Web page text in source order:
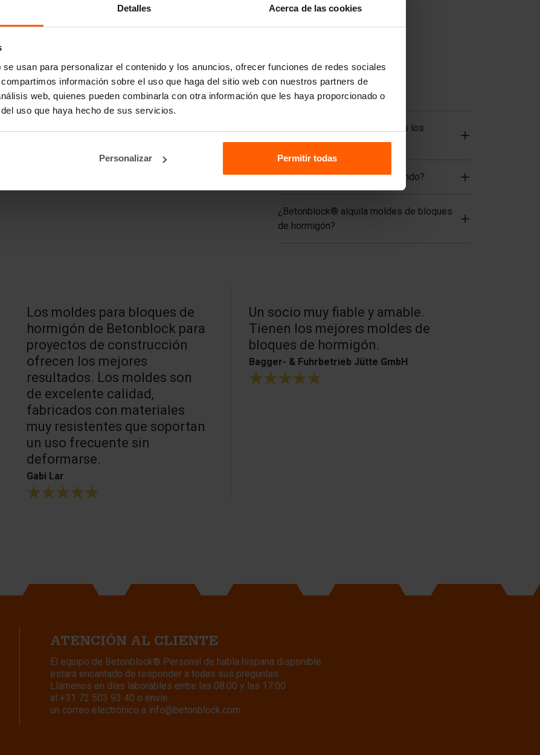
Detalles Acerca de las cookies
usan para personalizar el contenido y los anuncios, ofrecer funciones de redes sociales
información sobre el uso que haga del sitio web con nuestros partners de
web, quienes pueden combinarla con otra información que les haya proporcionado o
uso que haya hecho de sus servicios.
Personalizar Permitir todas
Piezas de recambio
Preguntas frecuentes
¿De qué material están hechos los
moldes?
¿Realizan envíos a todo el mundo?
¿Betonblock® alquila moldes de bloques
de hormigón?
Los moldes para bloques de
hormigón de Betonblock para
proyectos de construcción
ofrecen los mejores
resultados. Los moldes son
de excelente calidad,
fabricados con materiales
muy resistentes que soportan
un uso frecuente sin
deformarse.
Gabi Lar
Un socio muy fiable y amable.
Tienen los mejores moldes de
bloques de hormigón.
Bagger- & Fuhrbetrieb Jütte GmbH
ATENCIÓN AL CLIENTE
El equipo de Betonblock® Personal de habla hispana disponible
estará encantado de responder a todas sus preguntas.
Llámenos en días laborables entre las 08:00 y las 17:00
al +31 72 503 93 40 o envíe
un correo electrónico a info@betonblock.com